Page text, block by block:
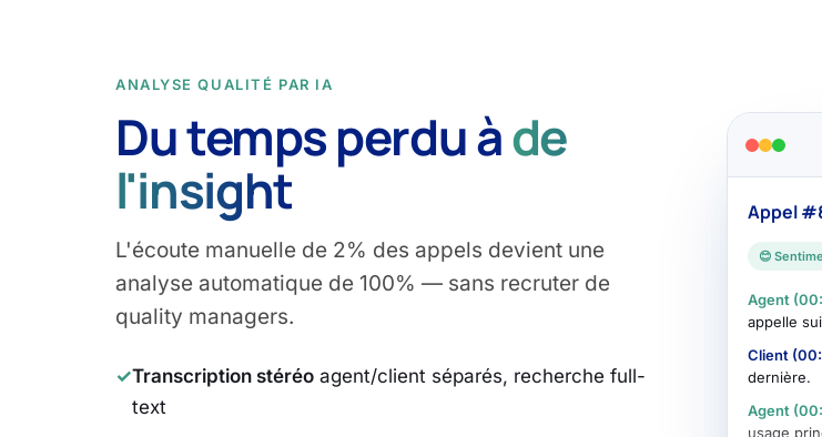
ANALYSE QUALITÉ PAR IA
Du temps perdu àde
l'insight
L'écoute manuelle de 2% des appels devient une
analyse automatique de 100% — sans recruter de
quality managers.
✓Transcription stéréo agent/client séparés, recherche full-
text
Appel
😊
Agent
appelle
Client
dernière.
Agent
usage